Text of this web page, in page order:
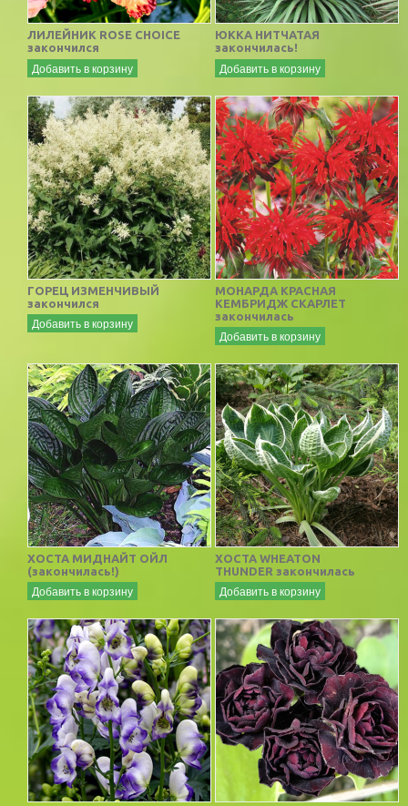
ЛИЛЕЙНИК ROSE CHOICE
закончился
Добавить в корзину
ЮККА НИТЧАТАЯ
закончилась!
Добавить в корзину
ГОРЕЦ ИЗМЕНЧИВЫЙ
закончился
Добавить в корзину
МОНАРДА КРАСНАЯ
КЕМБРИДЖ СКАРЛЕТ
закончилась
Добавить в корзину
ХОСТА МИДНАЙТ ОЙЛ
(закончилась!)
Добавить в корзину
ХОСТА WHEATON
THUNDER закончилась
Добавить в корзину